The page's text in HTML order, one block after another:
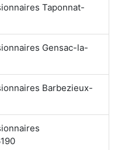
Taponnat-
Gensac-la-
Barbezieux-